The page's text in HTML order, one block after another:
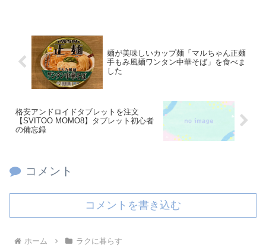
麺が美味しいカップ麺「マルちゃん正麺
手もみ風麺ワンタン中華そば」を食べま
した
格安アンドロイドタブレットを注文
【SVITOO MOMO8】タブレット初心者
の備忘録
コメント
コメントを書き込む
ホーム ラクに暮らす